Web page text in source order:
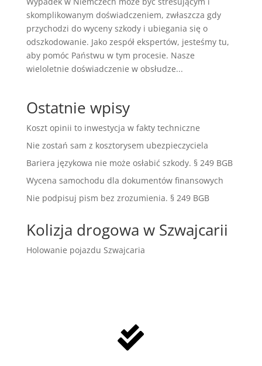
skomplikowanym doświadczeniem, zwłaszcza gdy
przychodzi do wyceny szkody i ubiegania się o
odszkodowanie. Jako zespół ekspertów, jesteśmy tu,
aby pomóc Państwu w tym procesie. Nasze
wieloletnie doświadczenie w obsłudze...
Ostatnie wpisy
Koszt opinii to inwestycja w fakty techniczne
Nie zostań sam z kosztorysem ubezpieczyciela
Bariera językowa nie może osłabić szkody. § 249 BGB
Wycena samochodu dla dokumentów finansowych
Nie podpisuj pism bez zrozumienia. § 249 BGB
Kolizja drogowa w Szwajcarii
Holowanie pojazdu Szwajcaria
